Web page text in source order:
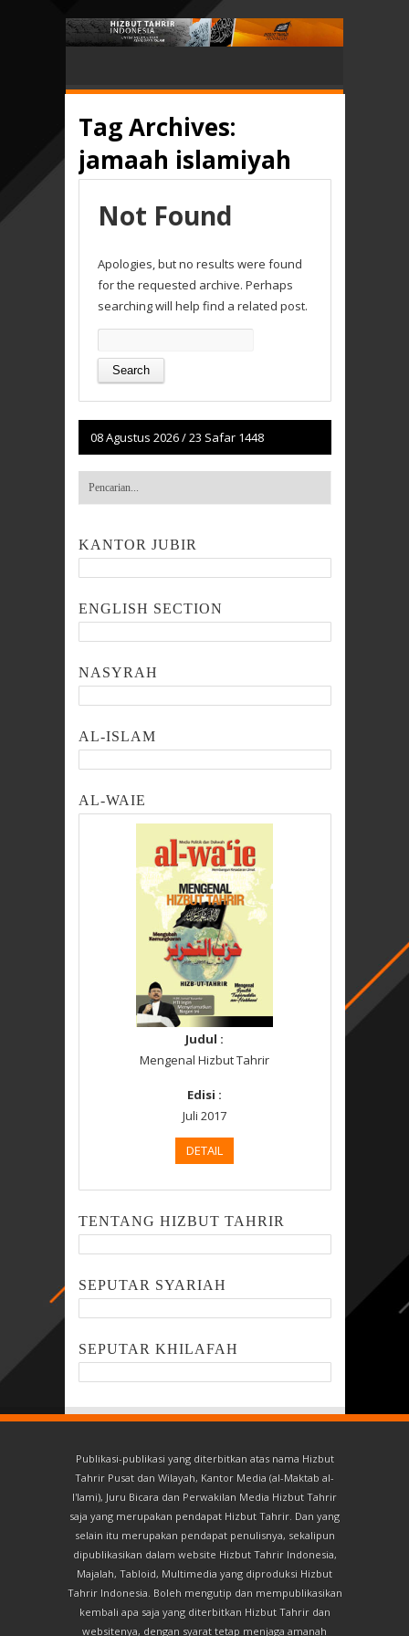
Tag Archives:
jamaah islamiyah
Not Found
Apologies, but no results were found
for the requested archive. Perhaps
searching will help find a related post.
for:
08 Agustus 2026/23 Safar 1448
KANTOR JUBIR
ENGLISH SECTION
NASYRAH
AL-ISLAM
AL-WAIE
Judul :
Mengenal Hizbut Tahrir
Edisi :
Juli 2017
DETAIL
TENTANG HIZBUT TAHRIR
SEPUTAR SYARIAH
SEPUTAR KHILAFAH
Publikasi-publikasi yang diterbitkan atas nama Hizbut
Tahrir Pusat dan Wilayah, Kantor Media (al-Maktab al-
I'lami), Juru Bicara dan Perwakilan Media Hizbut Tahrir
saja yang merupakan pendapat Hizbut Tahrir. Dan yang
selain itu merupakan pendapat penulisnya, sekalipun
dipublikasikan dalam website Hizbut Tahrir Indonesia,
Majalah, Tabloid, Multimedia yang diproduksi Hizbut
Tahrir Indonesia. Boleh mengutip dan mempublikasikan
kembali apa saja yang diterbitkan Hizbut Tahrir dan
websitenya, dengan syarat tetap menjaga amanah